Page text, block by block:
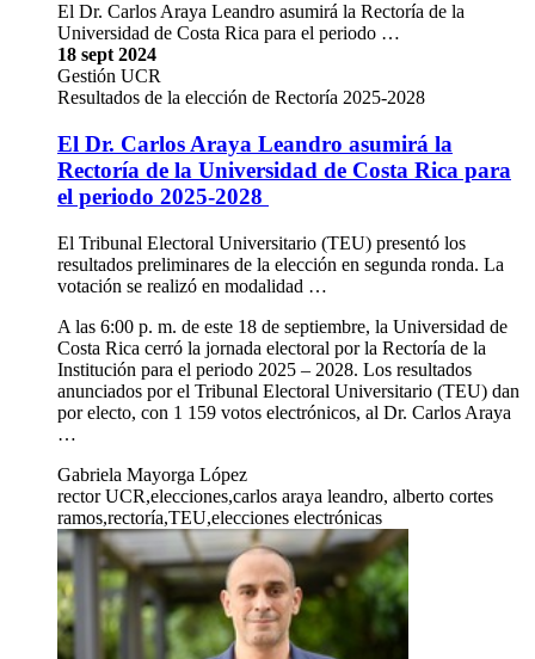
El Dr. Carlos Araya Leandro asumirá la Rectoría de la
Universidad de Costa Rica para el periodo …
18 sept 2024
Gestión UCR
Resultados de la elección de Rectoría 2025-2028
El Dr. Carlos Araya Leandro asumirá la
Rectoría de la Universidad de Costa Rica para
el periodo 2025-2028
El Tribunal Electoral Universitario (TEU) presentó los
resultados preliminares de la elección en segunda ronda. La
votación se realizó en modalidad …
A las 6:00 p. m. de este 18 de septiembre, la Universidad de
Costa Rica cerró la jornada electoral por la Rectoría de la
Institución para el periodo 2025 – 2028. Los resultados
anunciados por el Tribunal Electoral Universitario (TEU) dan
por electo, con 1 159 votos electrónicos, al Dr. Carlos Araya
…
Gabriela Mayorga López
rector UCR,elecciones,carlos araya leandro, alberto cortes
ramos,rectoría,TEU,elecciones electrónicas